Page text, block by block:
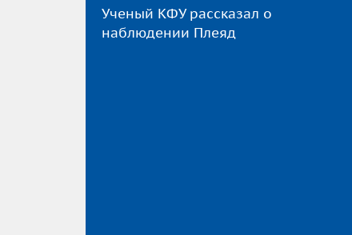
Ученый КФУ рассказал о
наблюдении Плеяд